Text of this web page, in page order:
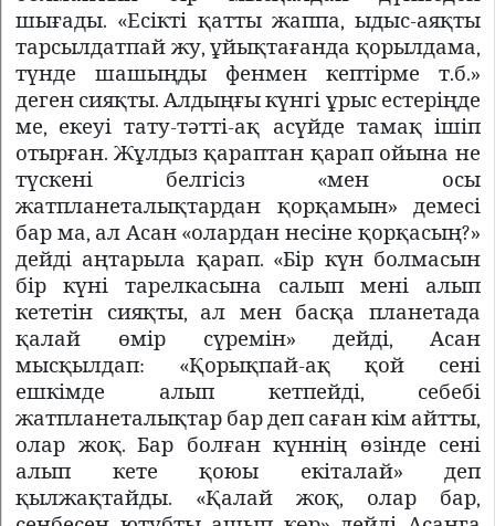
шығады. «Есікті қатты жаппа, ыдыс-аяқты
тарсылдатпай жу, ұйықтағанда қорылдама,
түнде шашыңды фенмен кептірме т.б.»
деген сияқты. Алдыңғы күнгі ұрыс естеріңде
ме, екеуі тату-тәтті-ақ асүйде тамақ ішіп
отырған. Жұлдыз қараптан қарап ойына не
түскені белгісіз «мен осы
жатпланеталықтардан қорқамын» демесі
бар ма, ал Асан «олардан несіне қорқасың?»
дейді аңтарыла қарап. «Бір күн болмасын
бір күні тарелкасына салып мені алып
кететін сияқты, ал мен басқа планетада
қалай өмір сүремін» дейді, Асан
мысқылдап:
«Қорықпай-ақ қой сені
ешкімде алып кетпейді, себебі
жатпланеталықтар бар деп саған кім айтты,
олар жоқ. Бар болған күннің өзінде сені
алып кете қоюы екіталай» деп
қылжақтайды. «Қалай жоқ, олар бар,